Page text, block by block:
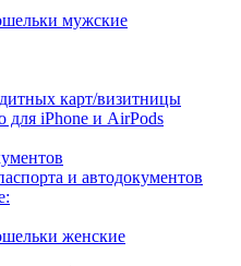
мужские
карт/визитницы
для iPhone и AirPods
и автодокументов
женские